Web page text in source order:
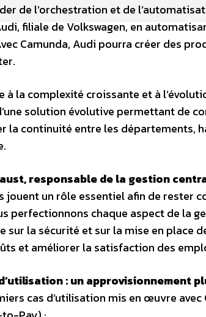
de l’orchestration et de
filiale de Volkswagen, en
Camunda, Audi pourra créer des
à la complexité croissante et à
solution évolutive permettant de
la continuité entre les départements,
responsable de la gestion
jouent un rôle essentiel afin de rester
perfectionnons chaque aspect de la
sur la sécurité et sur la mise en place
et améliorer la satisfaction des
: un approvisionnement
cas d’utilisation mis en œuvre